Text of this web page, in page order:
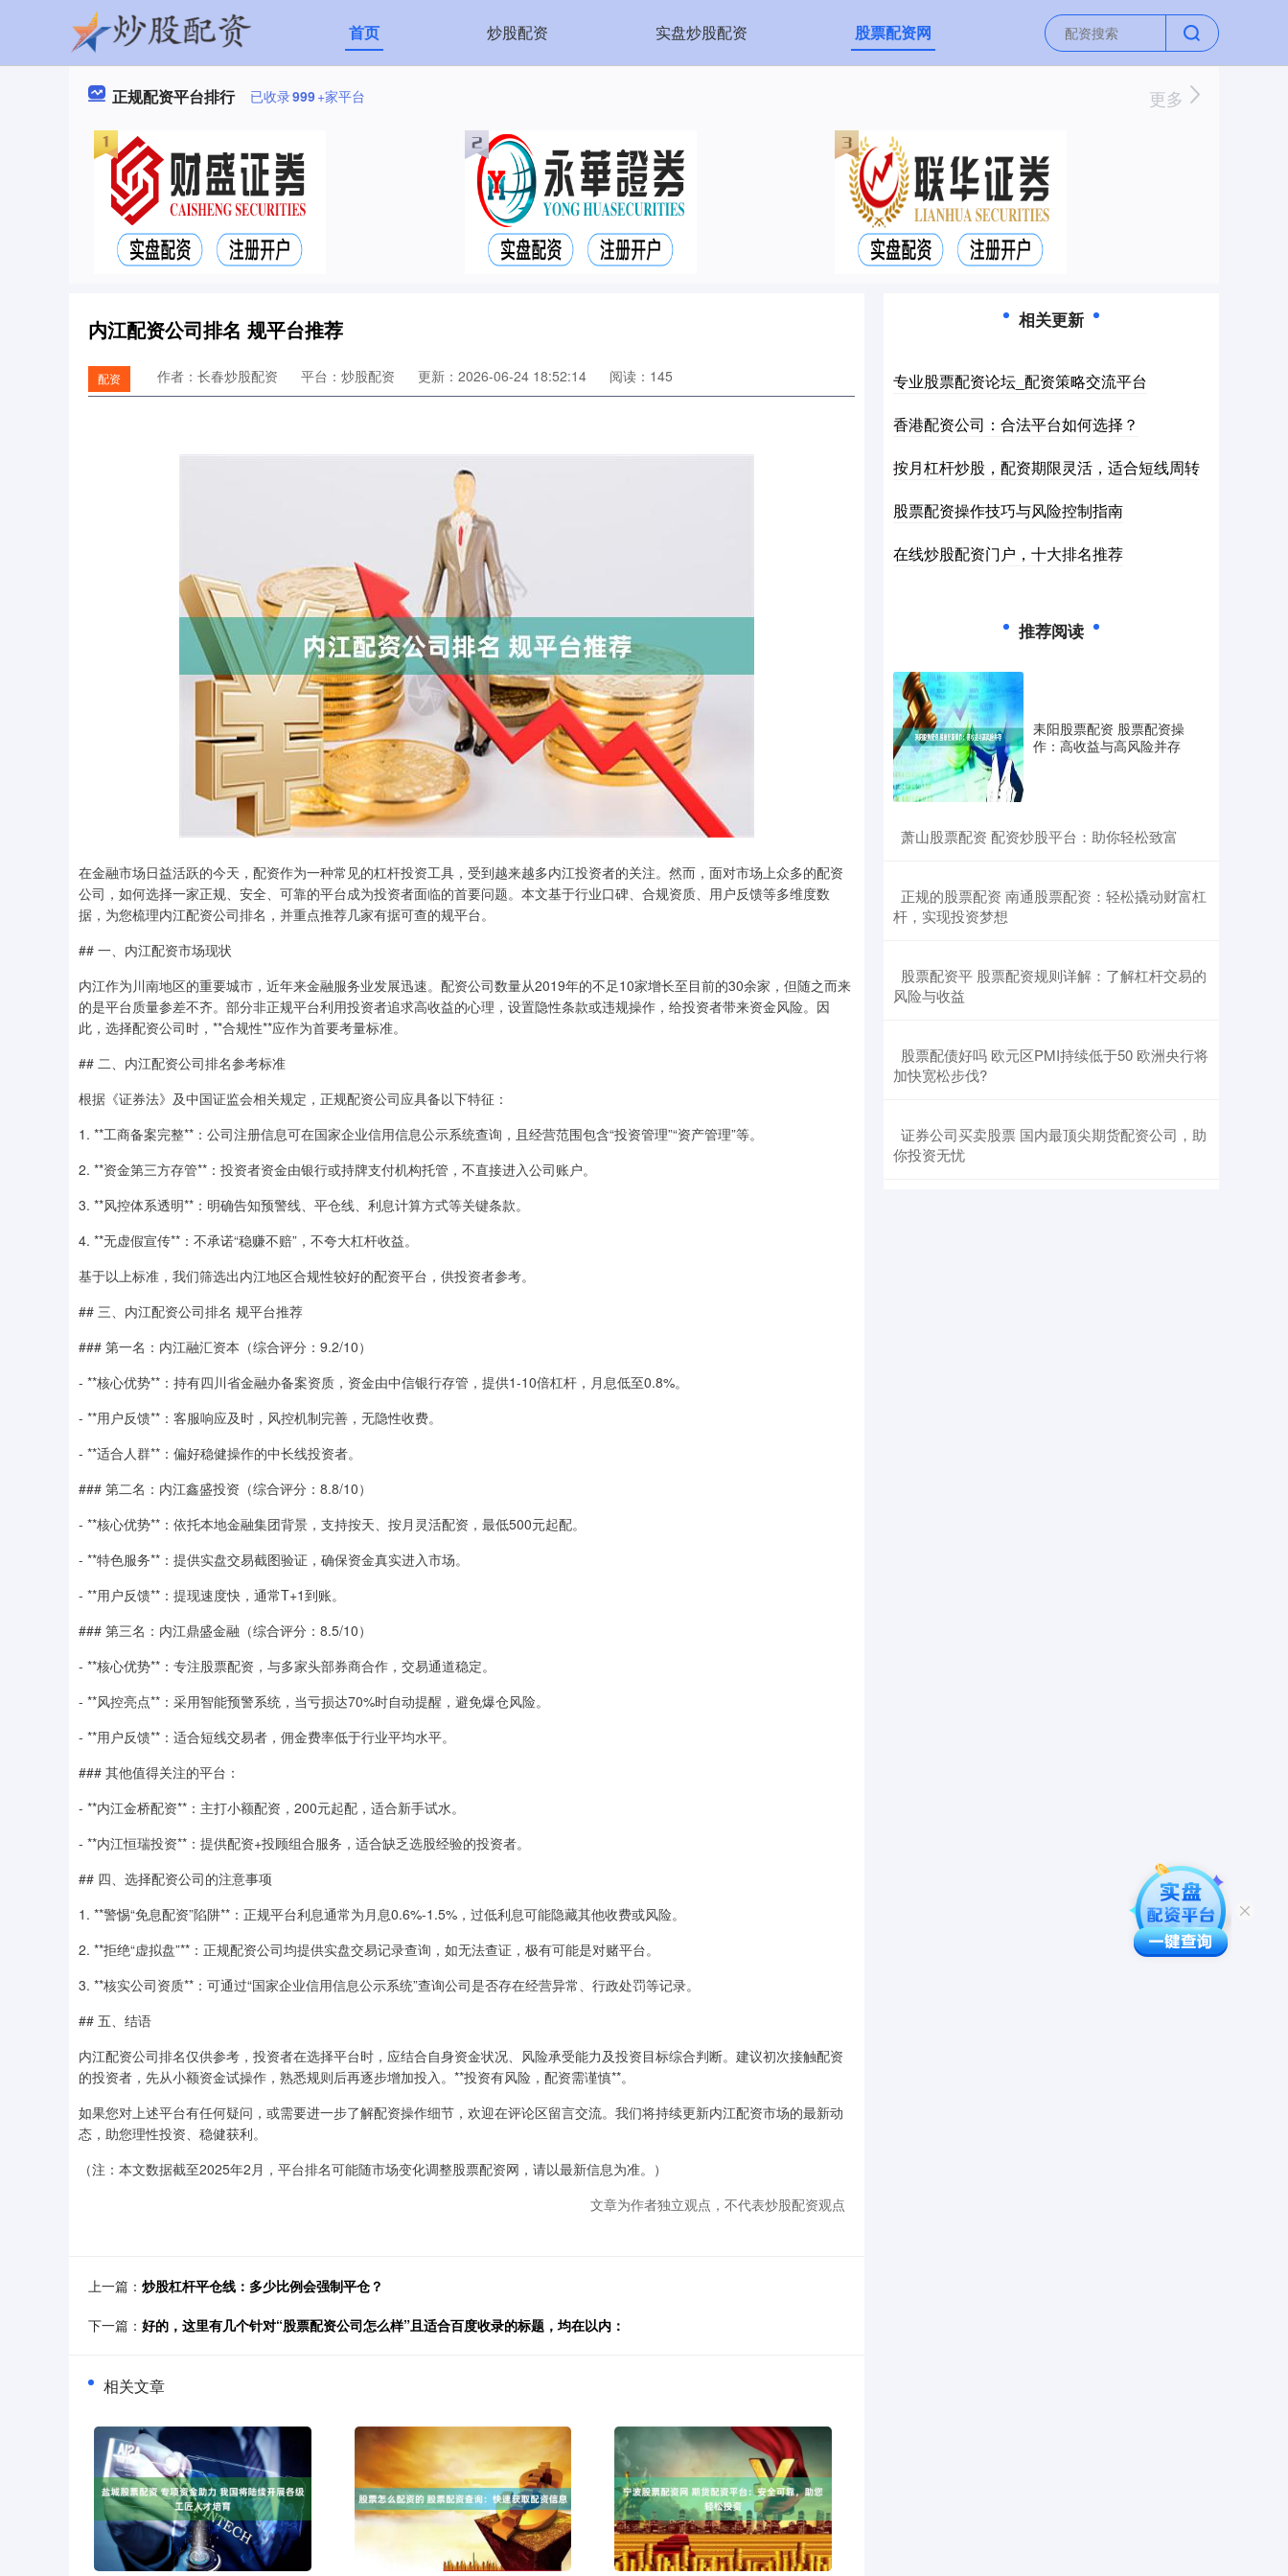
首页 炒股配资 实盘炒股配资 股票配资网
正规配资平台排行 已收录999+家平台 更多
内江配资公司排名 规平台推荐
配资 作者：长春炒股配资 平台：炒股配资 更新：2026-06-24 18:52:14 阅读：145
在金融市场日益活跃的今天，配资作为一种常见的杠杆投资工具，受到越来越多内江投资者的关注。然而，面对市场上众多的配资
公司，如何选择一家正规、安全、可靠的平台成为投资者面临的首要问题。本文基于行业口碑、合规资质、用户反馈等多维度数
据，为您梳理内江配资公司排名，并重点推荐几家有据可查的规平台。
## 一、内江配资市场现状
内江作为川南地区的重要城市，近年来金融服务业发展迅速。配资公司数量从2019年的不足10家增长至目前的30余家，但随之而来
的是平台质量参差不齐。部分非正规平台利用投资者追求高收益的心理，设置隐性条款或违规操作，给投资者带来资金风险。因
此，选择配资公司时，**合规性**应作为首要考量标准。
## 二、内江配资公司排名参考标准
根据《证券法》及中国证监会相关规定，正规配资公司应具备以下特征：
1. **工商备案完整**：公司注册信息可在国家企业信用信息公示系统查询，且经营范围包含“投资管理”“资产管理”等。
2. **资金第三方存管**：投资者资金由银行或持牌支付机构托管，不直接进入公司账户。
3. **风控体系透明**：明确告知预警线、平仓线、利息计算方式等关键条款。
4. **无虚假宣传**：不承诺“稳赚不赔”，不夸大杠杆收益。
基于以上标准，我们筛选出内江地区合规性较好的配资平台，供投资者参考。
## 三、内江配资公司排名 规平台推荐
### 第一名：内江融汇资本（综合评分：9.2/10）
- **核心优势**：持有四川省金融办备案资质，资金由中信银行存管，提供1-10倍杠杆，月息低至0.8%。
- **用户反馈**：客服响应及时，风控机制完善，无隐性收费。
- **适合人群**：偏好稳健操作的中长线投资者。
### 第二名：内江鑫盛投资（综合评分：8.8/10）
- **核心优势**：依托本地金融集团背景，支持按天、按月灵活配资，最低500元起配。
- **特色服务**：提供实盘交易截图验证，确保资金真实进入市场。
- **用户反馈**：提现速度快，通常T+1到账。
### 第三名：内江鼎盛金融（综合评分：8.5/10）
- **核心优势**：专注股票配资，与多家头部券商合作，交易通道稳定。
- **风控亮点**：采用智能预警系统，当亏损达70%时自动提醒，避免爆仓风险。
- **用户反馈**：适合短线交易者，佣金费率低于行业平均水平。
### 其他值得关注的平台：
- **内江金桥配资**：主打小额配资，200元起配，适合新手试水。
- **内江恒瑞投资**：提供配资+投顾组合服务，适合缺乏选股经验的投资者。
## 四、选择配资公司的注意事项
1. **警惕“免息配资”陷阱**：正规平台利息通常为月息0.6%-1.5%，过低利息可能隐藏其他收费或风险。
2. **拒绝“虚拟盘”**：正规配资公司均提供实盘交易记录查询，如无法查证，极有可能是对赌平台。
3. **核实公司资质**：可通过“国家企业信用信息公示系统”查询公司是否存在经营异常、行政处罚等记录。
## 五、结语
内江配资公司排名仅供参考，投资者在选择平台时，应结合自身资金状况、风险承受能力及投资目标综合判断。建议初次接触配资
的投资者，先从小额资金试操作，熟悉规则后再逐步增加投入。**投资有风险，配资需谨慎**。
如果您对上述平台有任何疑问，或需要进一步了解配资操作细节，欢迎在评论区留言交流。我们将持续更新内江配资市场的最新动
态，助您理性投资、稳健获利。
（注：本文数据截至2025年2月，平台排名可能随市场变化调整股票配资网，请以最新信息为准。）
文章为作者独立观点，不代表炒股配资观点
上一篇： 炒股杠杆平仓线：多少比例会强制平仓？
下一篇： 好的，这里有几个针对“股票配资公司怎么样”且适合百度收录的标题，均在以内：
相关文章
相关更新
专业股票配资论坛_配资策略交流平台
香港配资公司：合法平台如何选择？
按月杠杆炒股，配资期限灵活，适合短线周转
股票配资操作技巧与风险控制指南
在线炒股配资门户，十大排名推荐
推荐阅读
耒阳股票配资 股票配资操
作：高收益与高风险并存
​萧山股票配资 配资炒股平台：助你轻松致富
​正规的股票配资 南通股票配资：轻松撬动财富杠
杆，实现投资梦想
​股票配资平 股票配资规则详解：了解杠杆交易的
风险与收益
​股票配债好吗 欧元区PMI持续低于50 欧洲央行将
加快宽松步伐?
​证券公司买卖股票 国内最顶尖期货配资公司，助
你投资无忧